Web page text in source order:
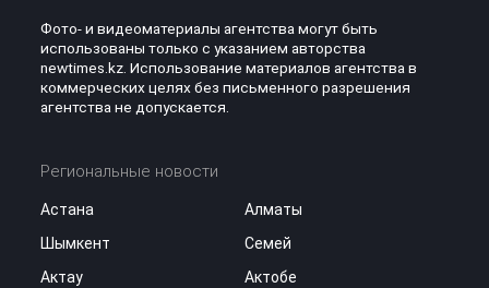
Фото- и видеоматериалы агентства могут быть
использованы только с указанием авторства
newtimes.kz. Использование материалов агентства в
коммерческих целях без письменного разрешения
агентства не допускается.
Региональные новости
Астана
Алматы
Шымкент
Семей
Актау
Актобе